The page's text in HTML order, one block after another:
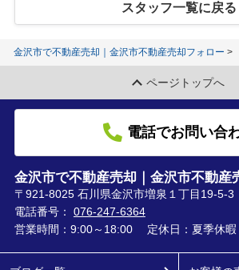
スタッフ一覧に戻る
金沢市で不動産売却｜金沢市不動産売却フォロー
ページトップへ
電話でお問い合
金沢市で不動産売却｜金沢市不動産
〒921-8025 石川県金沢市増泉１丁目19-5-3
電話番号： 076-247-6364
営業時間：9:00～18:00
定休日：夏季休